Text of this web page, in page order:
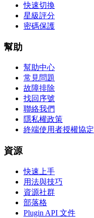
快速切換
星級評分
密碼保護
幫助
幫助中心
常見問題
故障排除
找回序號
聯絡我們
隱私權政策
終端使用者授權協定
資源
快速上手
用法與技巧
資源社群
部落格
Plugin API 文件